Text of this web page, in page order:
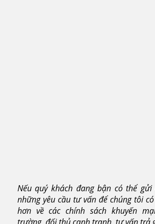
Nếu quý khách đang bận có thể
những yêu cầu tư vấn để chúng tôi
hơn về các chính sách khuyến